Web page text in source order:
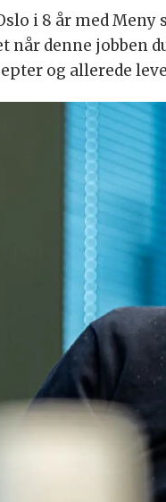
i 8 år med
når denne jobben
og allerede